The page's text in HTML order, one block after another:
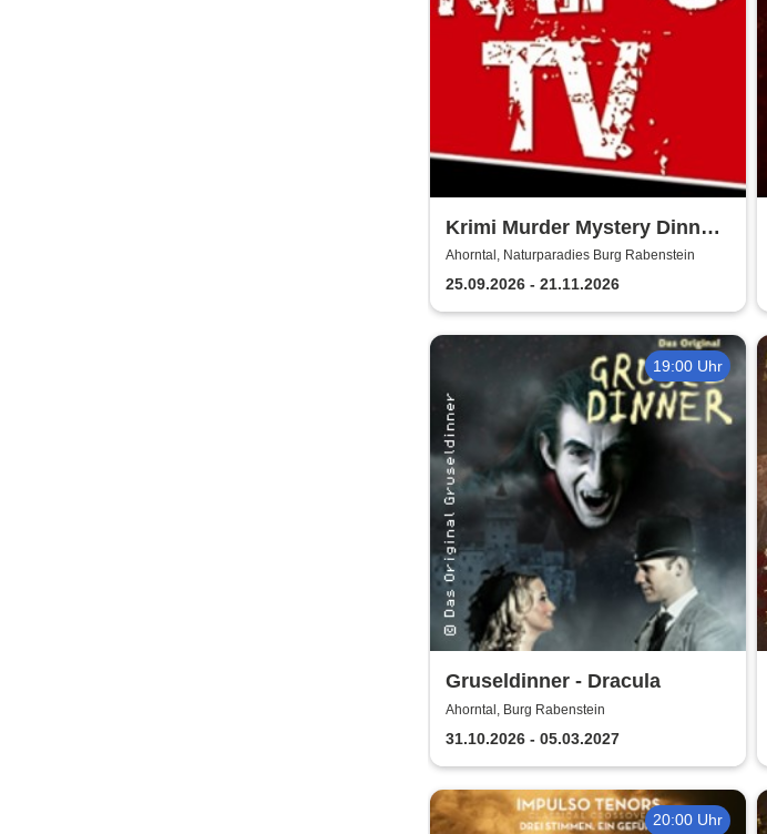
Krimi Murder Mystery Dinner
- Kripo TV
Ahorntal, Naturparadies Burg Rabenstein
25.09.2026 - 21.11.2026
19:00 Uhr
Gruseldinner - Dracula
Ahorntal, Burg Rabenstein
31.10.2026 - 05.03.2027
20:00 Uhr